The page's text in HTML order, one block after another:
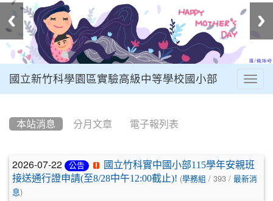
國立新竹科學園區實驗高級中等學校國小部
本站消息 分月文章 電子報列表
文
章
2026-07-22 公告
國立竹科實中國小部115學年安親班
接送通行證申請(至8/28中午12:00截止)! (學務組 / 393 / 最新消
息)